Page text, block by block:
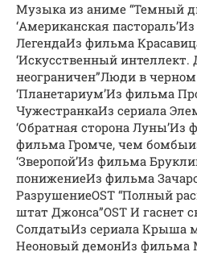
Музыка из аниме “Темный
‘Американская
ЛегендаИз фильма
‘Искусственный интеллект.
неограничен”Люди в
‘Планетариум’Из фильма
ЧужестранкаИз сериала
‘Обратная сторона Луны’Из
фильма Громче, чем
‘Зверопой’Из фильма
понижениеИз фильма
РазрушениеOST “Полный
штат Джонса”OST И гаснет
СолдатыИз сериала Крыша
Неоновый демонИз фильма